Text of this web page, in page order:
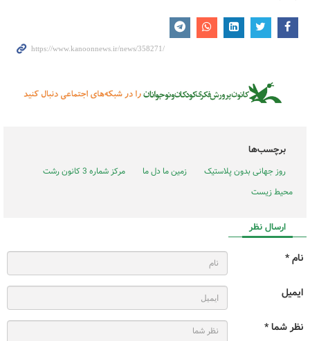
برچسب‌ها
روز جهانی بدون پلاستیک زمین ما دل ما
مرکز شماره 3 کانون رشت
محیط زیست
ارسال نظر
نام *
ایمیل
نظر شما *